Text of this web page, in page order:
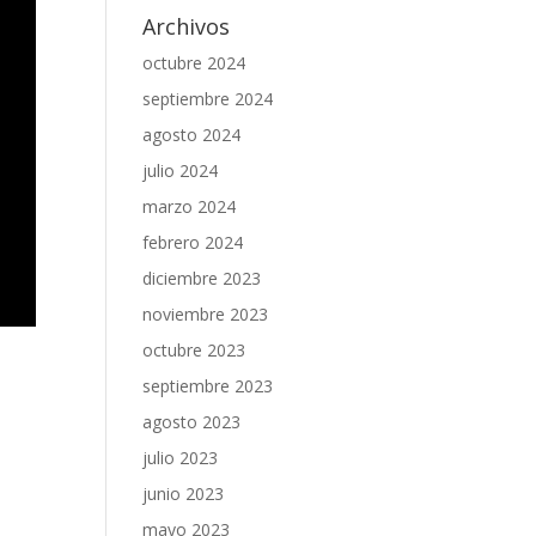
Archivos
octubre 2024
septiembre 2024
agosto 2024
julio 2024
marzo 2024
febrero 2024
diciembre 2023
noviembre 2023
octubre 2023
septiembre 2023
agosto 2023
julio 2023
junio 2023
mayo 2023